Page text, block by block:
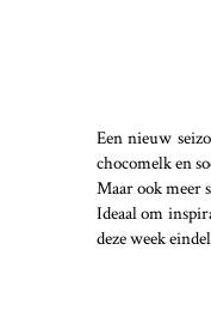
Een nieuw
chocomelk en
Maar ook meer
Ideaal om
deze week